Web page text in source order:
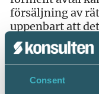
Consent
försäljning av
uppenbart att
leasingbolaget
avspeglar den
bakgrund av
vara en